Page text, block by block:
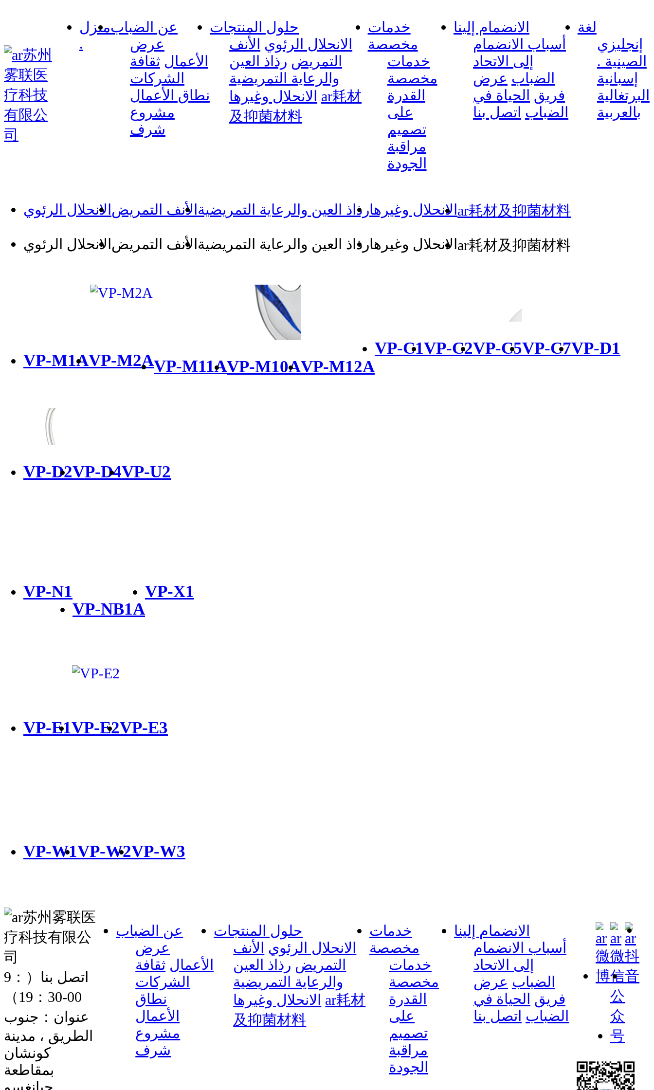
منزل
.
عن الضباب
عرض
الأعمال ثقافة
الشركات
نطاق الأعمال
مشروع
شرف
حلول المنتجات
الانحلال الرئوي الأنف
التمريض رذاذ العين
والرعاية التمريضية
الانحلال وغيرها ar耗材
及抑菌材料
خدمات
مخصصة
خدمات
مخصصة
القدرة
على
تصميم
مراقبة
الجودة
الانضمام إلينا
أسباب الانضمام
إلى الاتحاد
الضباب عرض
فريق الحياة في
الضباب اتصل بنا
لغة
إنجليزي
الصينية .
إسبانية
البرتغالية
بالعربية
الانحلال الرئويالأنف التمريضرذاذ العين والرعاية التمريضيةالانحلال وغيرهاar耗材及抑菌材料
الانحلال الرئويالأنف التمريضرذاذ العين والرعاية التمريضيةالانحلال وغيرهاar耗材及抑菌材料
VP-M1AVP-M2AVP-M11AVP-M10AVP-M12A
VP-C1VP-C2VP-C5VP-C7VP-D1
VP-D2VP-D4VP-U2
VP-N1
VP-NB1A
VP-X1
VP-E1VP-E2VP-E3
VP-W1VP-W2VP-W3
اتصل بنا
（9：
00-19：30）
عنوان：جنوب
الطريق ، مدينة
كونشان
بمقاطعة
عن الضباب
عرض
الأعمال ثقافة
الشركات
نطاق
الأعمال
مشروع
شرف
حلول المنتجات
الانحلال الرئوي الأنف
التمريض رذاذ العين
والرعاية التمريضية
الانحلال وغيرها ar耗材
及抑菌材料
خدمات
مخصصة
خدمات
مخصصة
القدرة
على
تصميم
مراقبة
الجودة
الانضمام إلينا
أسباب الانضمام
إلى الاتحاد
الضباب عرض
فريق الحياة في
الضباب اتصل بنا